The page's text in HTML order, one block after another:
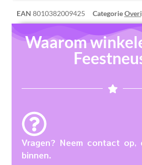
EAN 8010382009425 Categorie
Waarom
Vragen? Neem contact
binnen.